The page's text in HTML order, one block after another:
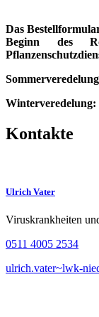
Das
Beginn des
Kontakte
Ulrich Vater
Viruskrankheiten
0511 4005 2534
ulrich.vater~lwk-